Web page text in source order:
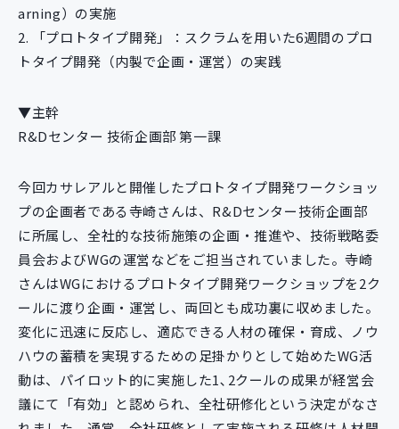
arning）の実施
2. 「プロトタイプ開発」：スクラムを用いた6週間のプロ
トタイプ開発（内製で企画・運営）の実践
▼主幹
R&Dセンター 技術企画部 第一課
今回カサレアルと開催したプロトタイプ開発ワークショッ
プの企画者である寺崎さんは、R&Dセンター技術企画部
に所属し、全社的な技術施策の企画・推進や、技術戦略委
員会およびWGの運営などをご担当されていました。寺崎
さんはWGにおけるプロトタイプ開発ワークショップを2ク
ールに渡り企画・運営し、両回とも成功裏に収めました。
変化に迅速に反応し、適応できる人材の確保・育成、ノウ
ハウの蓄積を実現するための足掛かりとして始めたWG活
動は、パイロット的に実施した1､2クールの成果が経営会
議にて「有効」と認められ、全社研修化という決定がなさ